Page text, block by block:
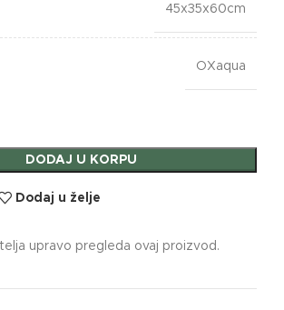
45x35x60cm
OXaqua
DODAJ U KORPU
Dodaj u želje
upravo pregleda ovaj proizvod.